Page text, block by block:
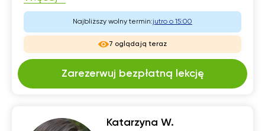
Najbliższy wolny termin:jutro o 15:00
7 oglądają teraz
Zarezerwuj bezpłatną lekcję
Katarzyna W.